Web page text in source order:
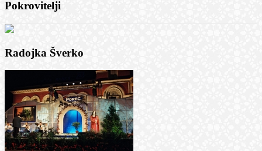
Pokrovitelji
Radojka Šverko